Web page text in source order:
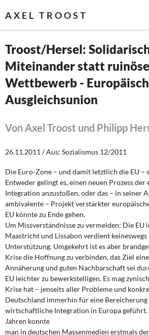
AXEL TROOST
Startseite
Themen
Öffentliche Infrastruktur und
Eurokrise und Griechenland
DIE LINKE
Weitere Themen
Memo-Gruppe
Institut Solidarische Moderne
Rosa-Luxemburg-Stiftung
Troost/Hersel:
Miteinander statt
Wettbewerb -
Ausgleichsunion
Von Axel Troost und Philipp
26.11.2011 / Aus: Sozialismus 12/2011
Die Euro-Zone – und damit letztlich die EU –
Entweder gelingt es, einen neuen Prozess der
Integration anzustoßen, oder das – in seiner
ambivalente – Projekt verstärkter
EU könnte zu Ende gehen.
Um Missverständnisse zu vermeiden: Die EU
Maastricht und Lissabon verdient
Unterstützung. Umgekehrt ist es aber
Krise die Hoffnung zu verbinden, das Ziel
Annäherung und guten Nachbarschaft sei
EU leichter zu bewerkstelligen. Es mag
Krise hat – jenseits aller Probleme und
Deutschland immerhin für eine
wirtschaftliche Integration in Europa geführt.
Jahren konnte
man in deutschen Massenmedien erstmals